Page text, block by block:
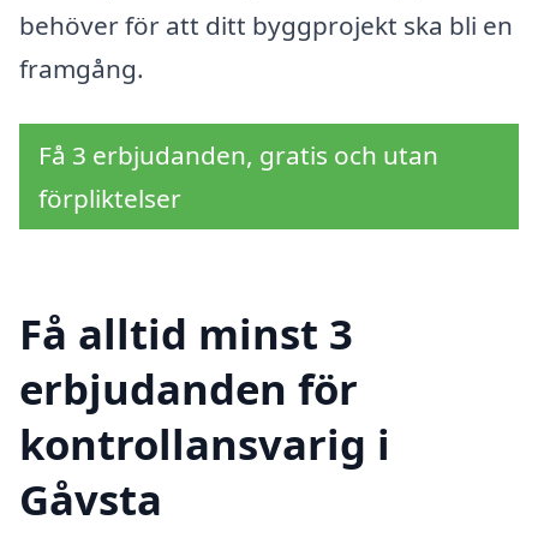
behöver för att ditt byggprojekt ska bli en
framgång.
Få 3 erbjudanden, gratis och utan
förpliktelser
Få alltid minst 3
erbjudanden för
kontrollansvarig i
Gåvsta